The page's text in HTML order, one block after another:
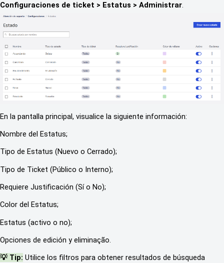
Configuraciones de ticket > Estatus > Administrar.
En la pantalla principal, visualice la siguiente información:
Nombre del Estatus;
Tipo de Estatus (Nuevo o Cerrado);
Tipo de Ticket (Público o Interno);
Requiere Justificación (Sí o No);
Color del Estatus;
Estatus (activo o no);
Opciones de edición y eliminação.
💡 Tip: Utilice los filtros para obtener resultados de búsqueda